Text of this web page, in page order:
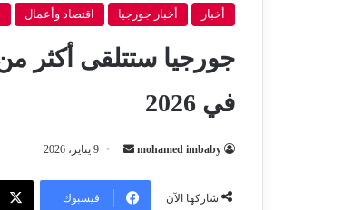
أخبار أخبار جورجيا اقتصاد وأعمال
في 2026
mohamed imbaby
أرسل
إلكترونيا
9 يناير، 2026
شاركها الآن فيسبوك